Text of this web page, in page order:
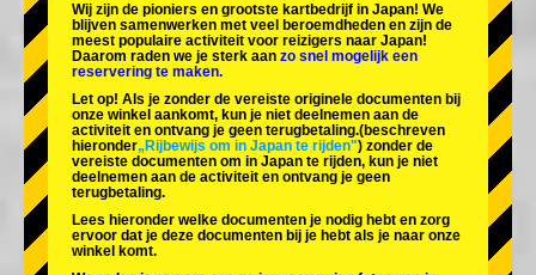
Tokyo Shibuya Annex Tokyo Bay
Tokyo Asakusa Osaka
Okinawa
Wij zijn de pioniers en grootste kartbedrijf in Japan! We
blijven samenwerken met veel beroemdheden en zijn de
meest populaire activiteit voor reizigers naar Japan!
Daarom raden we je sterk aan zo snel mogelijk een
reservering te maken.
Let op! Als je zonder de vereiste originele documenten bij
onze winkel aankomt, kun je niet deelnemen aan de
activiteit en ontvang je geen terugbetaling.(beschreven
hieronder„Rijbewijs om in Japan te rijden") zonder de
vereiste documenten om in Japan te rijden, kun je niet
deelnemen aan de activiteit en ontvang je geen
terugbetaling.
Lees hieronder welke documenten je nodig hebt en zorg
ervoor dat je deze documenten bij je hebt als je naar onze
winkel komt.